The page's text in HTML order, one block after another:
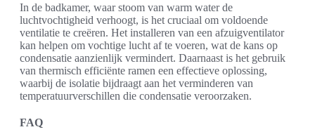
In de badkamer, waar stoom van warm water de
luchtvochtigheid verhoogt, is het cruciaal om voldoende
ventilatie te creëren. Het installeren van een afzuigventilator
kan helpen om vochtige lucht af te voeren, wat de kans op
condensatie aanzienlijk vermindert. Daarnaast is het gebruik
van thermisch efficiënte ramen een effectieve oplossing,
waarbij de isolatie bijdraagt aan het verminderen van
temperatuurverschillen die condensatie veroorzaken.
FAQ